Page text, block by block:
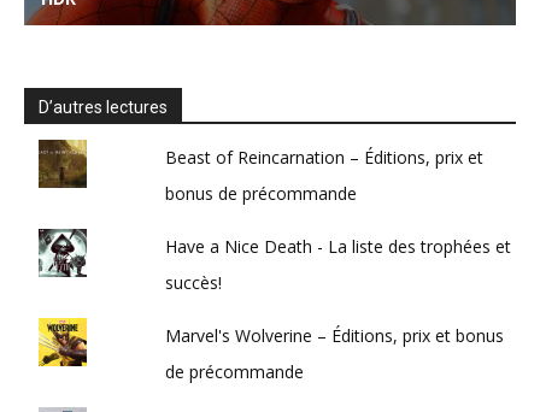
D’autres lectures
Beast of Reincarnation – Éditions, prix et
bonus de précommande
Have a Nice Death - La liste des trophées et
succès!
Marvel's Wolverine – Éditions, prix et bonus
de précommande